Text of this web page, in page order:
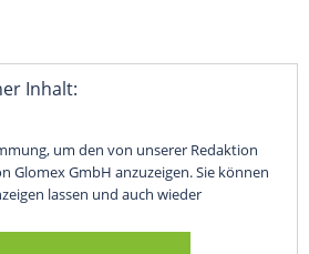
Inhalt:
um den von unserer Redaktion
Glomex GmbH anzuzeigen. Sie können
lassen und auch wieder